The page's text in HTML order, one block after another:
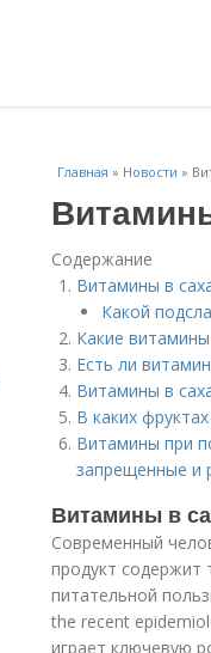
Главная » Новости »
Содержание
Витамины в
Какой
Какие
Есть ли
Витамины в
В каких
Витамины при
запрещенные и
Витамины в
Современный
продукт содержит
питательной
the recent
играет ключевую